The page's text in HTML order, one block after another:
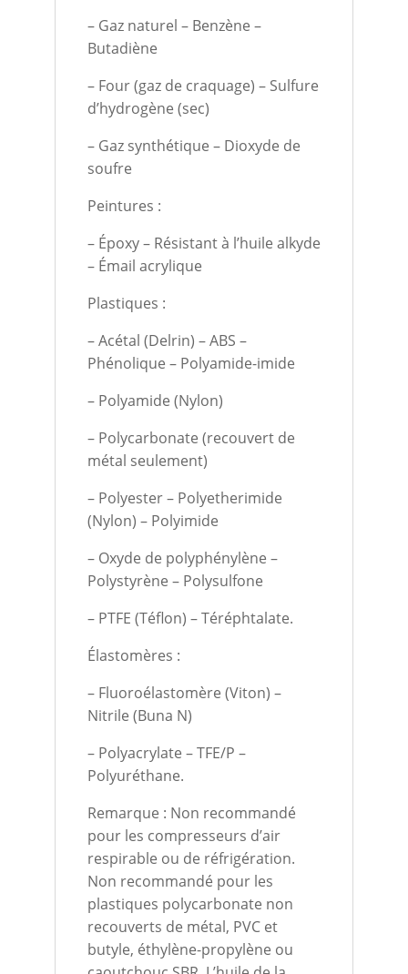
– Gaz naturel – Benzène –
Butadiène
– Four (gaz de craquage) – Sulfure
d’hydrogène (sec)
– Gaz synthétique – Dioxyde de
soufre
Peintures :
– Époxy – Résistant à l’huile alkyde
– Émail acrylique
Plastiques :
– Acétal (Delrin) – ABS –
Phénolique – Polyamide-imide
– Polyamide (Nylon)
– Polycarbonate (recouvert de
métal seulement)
– Polyester – Polyetherimide
(Nylon) – Polyimide
– Oxyde de polyphénylène –
Polystyrène – Polysulfone
– PTFE (Téflon) – Téréphtalate.
Élastomères :
– Fluoroélastomère (Viton) –
Nitrile (Buna N)
– Polyacrylate – TFE/P –
Polyuréthane.
Remarque : Non recommandé
pour les compresseurs d’air
respirable ou de réfrigération.
Non recommandé pour les
plastiques polycarbonate non
recouverts de métal, PVC et
butyle, éthylène-propylène ou